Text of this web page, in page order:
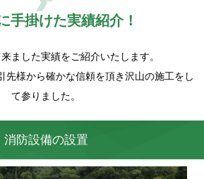
手掛けた実績紹介！
ました実績をご紹介いたします。
先様から確かな信頼を頂き沢山の施工をし
て参りました。
消防設備の設置